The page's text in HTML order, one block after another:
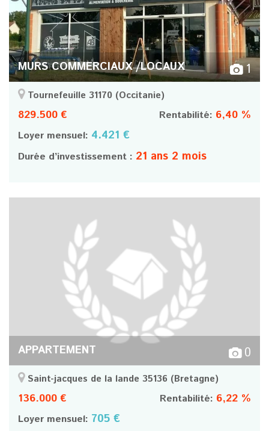
MURS COMMERCIAUX /LOCAUX 1
Tournefeuille 31170 (Occitanie)
829.500 € Rentabilité: 6,40 %
Loyer mensuel: 4.421 €
Durée d’investissement : 21 ans 2 mois
APPARTEMENT 0
Saint-jacques de la lande 35136 (Bretagne)
136.000 € Rentabilité: 6,22 %
Loyer mensuel: 705 €